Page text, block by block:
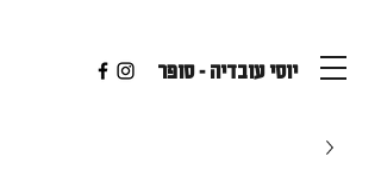
יוסי עובדיה - סופר